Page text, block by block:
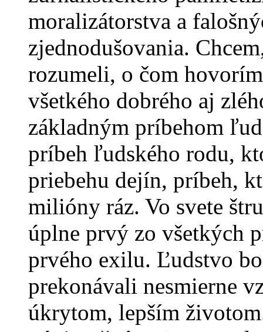
moralizátorstva a
zjednodušovania.
rozumeli, o čom
všetkého dobrého aj
základným príbehom
príbeh ľudského rodu,
priebehu dejín, príbeh,
milióny ráz. Vo svete
úplne prvý zo všetkých
prvého exilu. Ľudstvo
prekonávali nesmierne
úkrytom, lepším